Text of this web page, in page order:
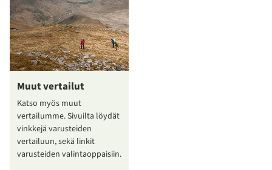
Muut vertailut
Katso myös muut
vertailumme. Sivuilta löydät
vinkkejä varusteiden
vertailuun, sekä linkit
varusteiden valintaoppaisiin.